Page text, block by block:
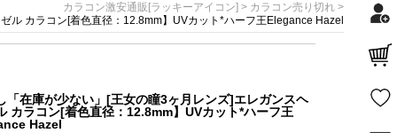
カラコン激安通販[ラッキーアイコン] > カラコン売り切れ >
ル カラコン[着色直径：12.8mm】UVカット*ハーフ王Elegance Hazel
「在庫が少ない」[王女の瞳3ヶ月レンズ]エレガンスヘ
カラコン[着色直径：12.8mm】UVカット*ハーフ王
Hazel